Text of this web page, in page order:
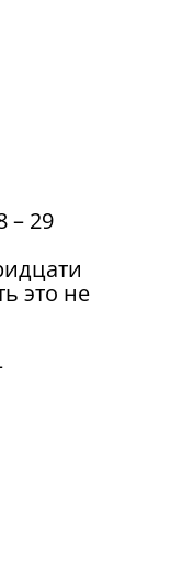
– 29
это не